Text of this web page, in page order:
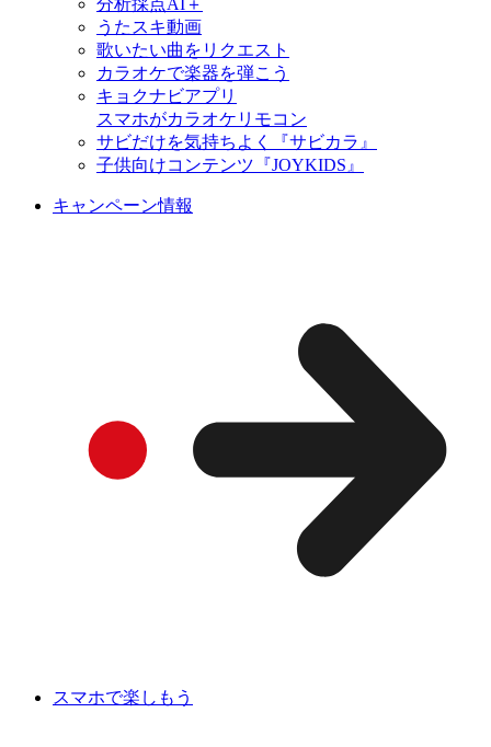
分析採点AI＋
うたスキ動画
歌いたい曲をリクエスト
カラオケで楽器を弾こう
キョクナビアプリ
スマホがカラオケリモコン
サビだけを気持ちよく『サビカラ』
子供向けコンテンツ『JOYKIDS』
キャンペーン情報
スマホで楽しもう